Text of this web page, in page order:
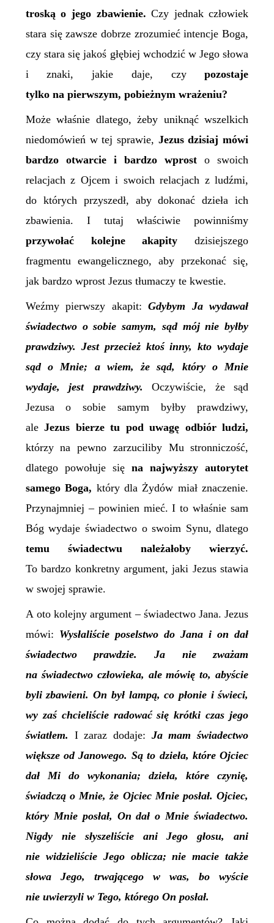
troską o jego zbawienie.Czy jednak człowiek
stara się zawsze dobrze zrozumieć intencje Boga,
czy stara się jakoś głębiej wchodzić w Jego słowa
i znaki, jakie daje, czypozostaje
tylko na pierwszym, pobieżnym wrażeniu?
Może właśnie dlatego, żeby uniknąć wszelkich
niedomówień w tej sprawie, Jezus dzisiaj mówi
bardzo otwarcie i bardzo wprost o swoich
relacjach z Ojcem i swoich relacjach z ludźmi,
do których przyszedł, aby dokonać dzieła ich
zbawienia. I tutaj właściwie powinniśmy
przywołać kolejne akapity dzisiejszego
fragmentu ewangelicznego, aby przekonać się,
jak bardzo wprost Jezus tłumaczy te kwestie.
Weźmy pierwszy akapit:Gdybym Ja wydawał
świadectwo o sobie samym, sąd mój nie byłby
prawdziwy. Jest przecież ktoś inny, kto wydaje
sąd o Mnie; a wiem, że sąd, który o Mnie
wydaje,
jest prawdziwy.Oczywiście, że sąd
Jezusa o sobie samym byłby prawdziwy,
aleJezus bierze tu pod uwagę odbiór ludzi,
którzy na pewno zarzuciliby Mu stronniczość,
dlatego powołuje sięna najwyższy autorytet
samego Boga, który dla Żydów miał znaczenie.
Przynajmniej – powinien mieć. I to właśnie sam
Bóg wydaje świadectwo o swoim Synu, dlatego
temu świadectwu należałoby wierzyć.
To bardzo konkretny argument, jaki Jezus stawia
w swojej sprawie.
A oto kolejny argument – świadectwo Jana. Jezus
mówi: Wysłaliście poselstwo do Jana i on dał
świadectwo prawdzie. Ja nie zważam
na świadectwo człowieka, ale mówię to, abyście
byli zbawieni. On był lampą, co płonie i świeci,
wy zaś chcieliście radować się krótki czas jego
światłem. I zaraz dodaje: Ja mam świadectwo
większe od Janowego. Są to dzieła, które Ojciec
dał Mi do wykonania; dzieła, które czynię,
świadczą o Mnie, że Ojciec Mnie posłał. Ojciec,
który Mnie posłał, On dał o Mnie świadectwo.
Nigdy nie słyszeliście ani Jego głosu, ani
nie widzieliście Jego oblicza; nie macie także
słowa Jego, trwającego w was, bo wyście
nie uwierzyli w Tego, którego On posłał.